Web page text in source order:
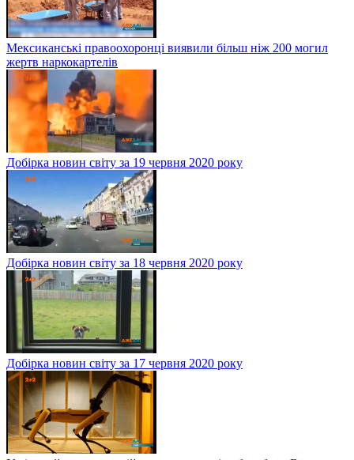
Мексиканські правоохоронці виявили більш ніж 200 могил
жертв наркокартелів
Добірка новин світу за 19 червня 2020 року
Добірка новин світу за 18 червня 2020 року
Добірка новин світу за 17 червня 2020 року